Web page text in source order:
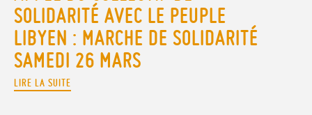
SOLIDARITÉ AVEC LE PEUPLE
LIBYEN : MARCHE DE SOLIDARITÉ
SAMEDI 26 MARS
LIRE LA SUITE